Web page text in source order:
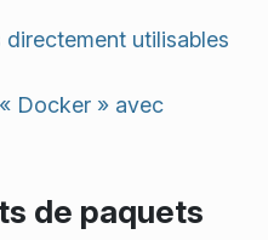
utilisables
Docker » avec
de paquets